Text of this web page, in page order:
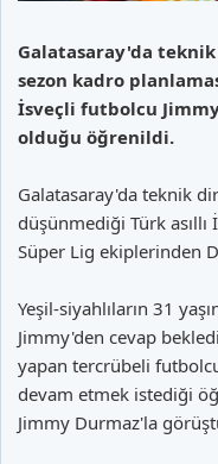
Galatasaray'da
sezon kadro
İsveçli futbolcu
olduğu öğrenildi.
Galatasaray'da teknik
düşünmediği Türk
Süper Lig ekiplerinden
Yeşil-siyahlıların 31
Jimmy'den cevap
yapan tercrübeli
devam etmek istediği
Jimmy Durmaz'la